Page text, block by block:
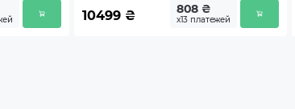
10499 ₴ 808 ₴
х13 платежей